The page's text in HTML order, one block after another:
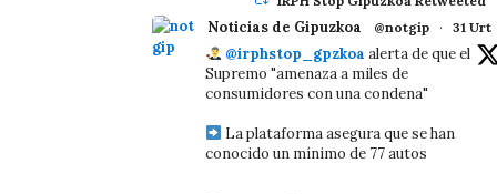
Noticias de Gipuzkoa @notgip · 31 Urt
@irphstop_gpzkoa alerta de que el
Supremo "amenaza a miles de
consumidores con una condena"
La plataforma asegura que se han
conocido un mínimo de 77 autos